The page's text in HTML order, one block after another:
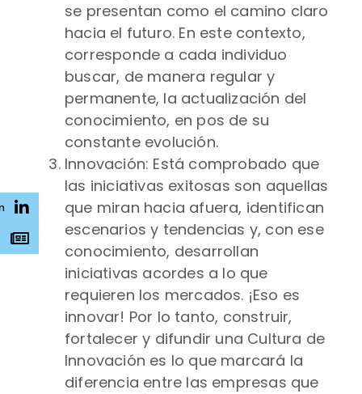
se presentan como el camino claro
hacia el futuro. En este contexto,
corresponde a cada individuo
buscar, de manera regular y
permanente, la actualización del
conocimiento, en pos de su
constante evolución.
Innovación: Está comprobado que
las iniciativas exitosas son aquellas
que miran hacia afuera, identifican
escenarios y tendencias y, con ese
conocimiento, desarrollan
iniciativas acordes a lo que
requieren los mercados. ¡Eso es
innovar! Por lo tanto, construir,
fortalecer y difundir una Cultura de
Innovación es lo que marcará la
diferencia entre las empresas que